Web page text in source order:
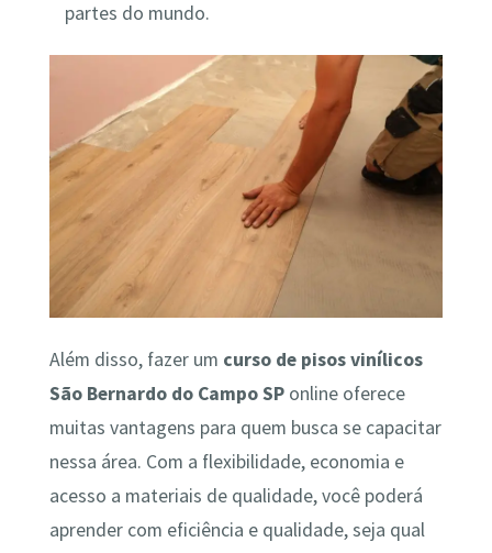
partes do mundo.
Além disso, fazer um curso de pisos vinílicos
São Bernardo do Campo SPonline oferece
muitas vantagens para quem busca se capacitar
nessa área. Com a flexibilidade, economia e
acesso a materiais de qualidade, você poderá
aprender com eficiência e qualidade, seja qual